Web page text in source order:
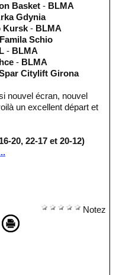
Basket - BLMA
Gdynia
Kursk - BLMA
Famila Schio
- BLMA
- BLMA
Citylift Girona
nouvel écran, nouvel
un excellent départ et
20, 22-17 et 20-12)
Notez